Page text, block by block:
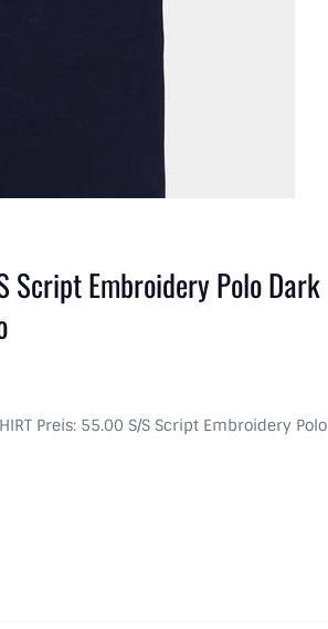
Script Embroidery Polo Dark
Preis: 55.00 S/S Script Embroidery Polo